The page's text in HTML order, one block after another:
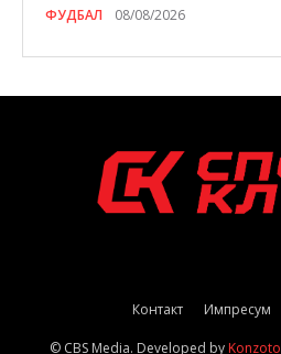
ФУДБАЛ 08/08/2026
Контакт Импресум
© CBS Media. Developed byKonzoto